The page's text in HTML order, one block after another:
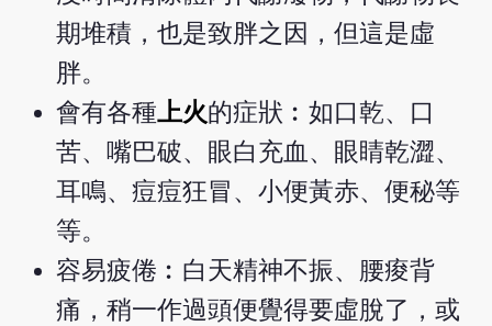
期堆積，也是致胖之因，但這是虛
胖。
會有各種上火的症狀︰如口乾、口
苦、嘴巴破、眼白充血、眼睛乾澀、
耳鳴、痘痘狂冒、小便黃赤、便秘等
等。
容易疲倦︰白天精神不振、腰痠背
痛，稍一作過頭便覺得要虛脫了，或